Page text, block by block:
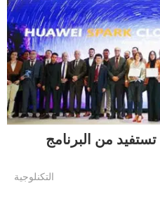
من البرنامج
التكنلوجية